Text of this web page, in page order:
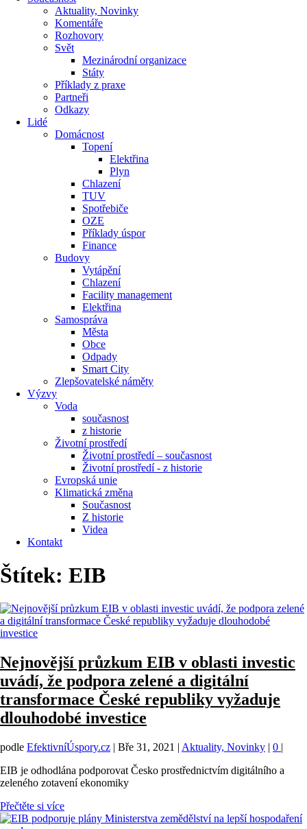
Aktuality, Novinky
Komentáře
Rozhovory
Svět
Mezinárodní organizace
Státy
Příklady z praxe
Partneři
Odkazy
Lidé
Domácnost
Topení
Elektřina
Plyn
Chlazení
TUV
Spotřebiče
OZE
Příklady úspor
Finance
Budovy
Vytápění
Chlazení
Facility management
Elektřina
Samospráva
Města
Obce
Odpady
Smart City
Zlepšovatelské náměty
Výzvy
Voda
současnost
z historie
Životní prostředí
Životní prostředí – současnost
Životní prostředí ​- z historie
Evropská unie
Klimatická změna
Současnost
Z historie
Videa
Kontakt
Štítek: EIB
Nejnovější průzkum EIB v oblasti investic
uvádí, že podpora zelené a digitální
transformace České republiky vyžaduje
dlouhodobé investice
podle EfektivníÚspory.cz | Bře 31, 2021 | Aktuality, Novinky | 0 |
EIB je odhodlána podporovat Česko prostřednictvím digitálního a
zeleného zotavení ekonomiky
Přečtěte si více